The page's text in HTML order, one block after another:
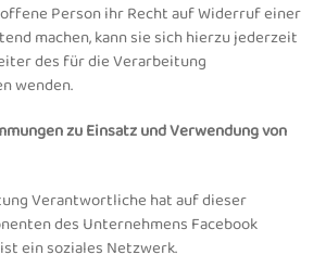
Person ihr Recht auf Widerruf einer
machen, kann sie sich hierzu jederzeit
des für die Verarbeitung
wenden.
zu Einsatz und Verwendung von
Verantwortliche hat auf dieser
des Unternehmens Facebook
ein soziales Netzwerk.